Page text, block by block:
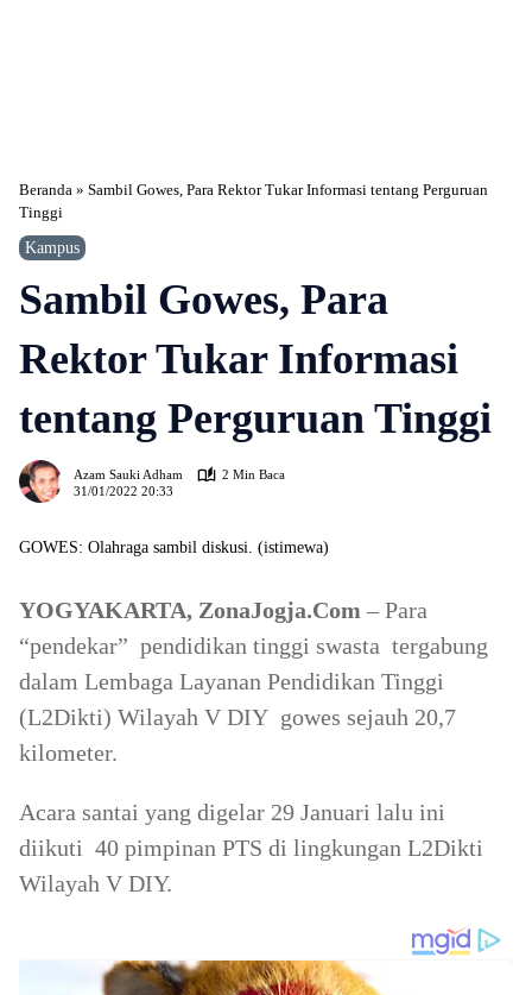
Beranda » Sambil Gowes, Para Rektor Tukar Informasi tentang Perguruan
Tinggi
Kampus
Sambil Gowes, Para
Rektor Tukar Informasi
tentang Perguruan Tinggi
Azam Sauki Adham
2 Min Baca
31/01/2022 20:33
GOWES: Olahraga sambil diskusi. (istimewa)
YOGYAKARTA, ZonaJogja.Com – Para
“pendekar” pendidikan tinggi swasta tergabung
dalam Lembaga Layanan Pendidikan Tinggi
(L2Dikti) Wilayah V DIY gowes sejauh 20,7
kilometer.
Acara santai yang digelar 29 Januari lalu ini
diikuti 40 pimpinan PTS di lingkungan L2Dikti
Wilayah V DIY.